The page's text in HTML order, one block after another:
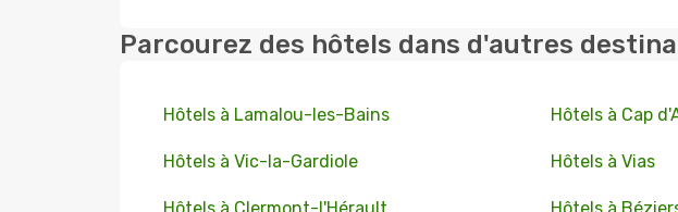
Parcourez des hôtels dans d'autres
Hôtels à Lamalou-les-Bains Hôtels à Cap
Hôtels à Vic-la-Gardiole Hôtels à Vias